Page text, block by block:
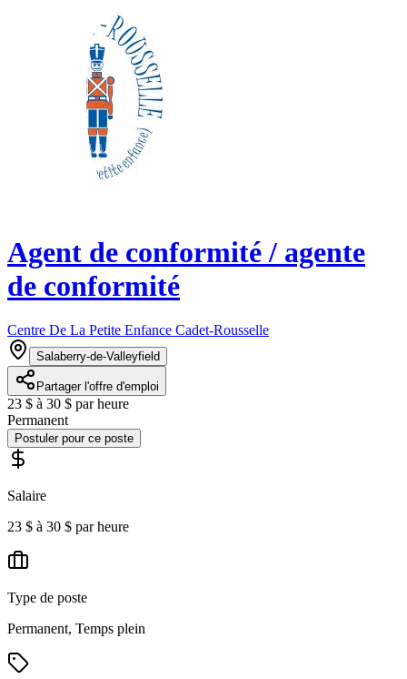
Agent de conformité / agente
de conformité
Centre De La Petite Enfance Cadet-Rousselle
Salaberry-de-Valleyfield
Partager l'offre d'emploi
23 $ à 30 $ par heure
Permanent
Postuler pour ce poste
Salaire
23 $ à 30 $ par heure
Type de poste
Permanent, Temps plein